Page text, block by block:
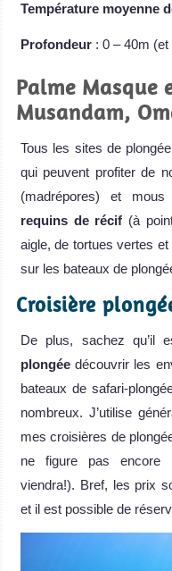
Température moyenne
Profondeur : 0 – 40m (et
Palme Masque
Musandam,
Tous les sites de
qui peuvent profiter de
(madrépores) et
requins de récif (à
aigle, de tortues vertes
sur les bateaux de
Croisière
De plus, sachez qu’il
plongée découvrir les
bateaux de safari-
nombreux. J’utilise
mes croisières de
ne figure pas encore
viendra!). Bref, les prix
et il est possible de